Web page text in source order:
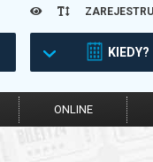
KIEDY?
ONLINE